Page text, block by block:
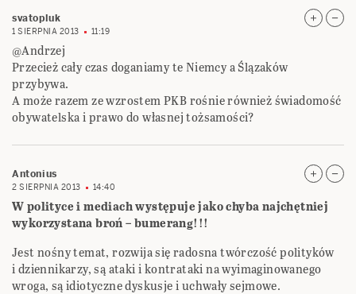
svatopluk
1 SIERPNIA 2013 11:19
@Andrzej
Przecież cały czas doganiamy te Niemcy a Ślązaków
przybywa.
A może razem ze wzrostem PKB rośnie również świadomość
obywatelska i prawo do własnej tożsamości?
Antonius
2 SIERPNIA 2013 14:40
W polityce i mediach występuje jako chyba najchętniej
wykorzystana broń – bumerang!!!
Jest nośny temat, rozwija się radosna twórczość polityków
i dziennikarzy, są ataki i kontrataki na wyimaginowanego
wroga, są idiotyczne dyskusje i uchwały sejmowe.